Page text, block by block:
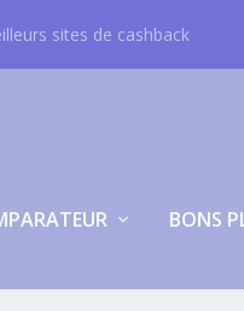
sites de cashback
BONS